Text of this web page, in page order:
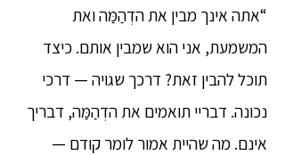
“אתה אינך מבין את הדְהַמַּה ואת
המשמעת, אני הוא שמבין אותם. כיצד
תוכל להבין זאת? דרכך שגויה — דרכי
נכונה. דבריי תואמים את הדְהַמַּה, דבריך
אינם. מה שהיית אמור לומר קודם —